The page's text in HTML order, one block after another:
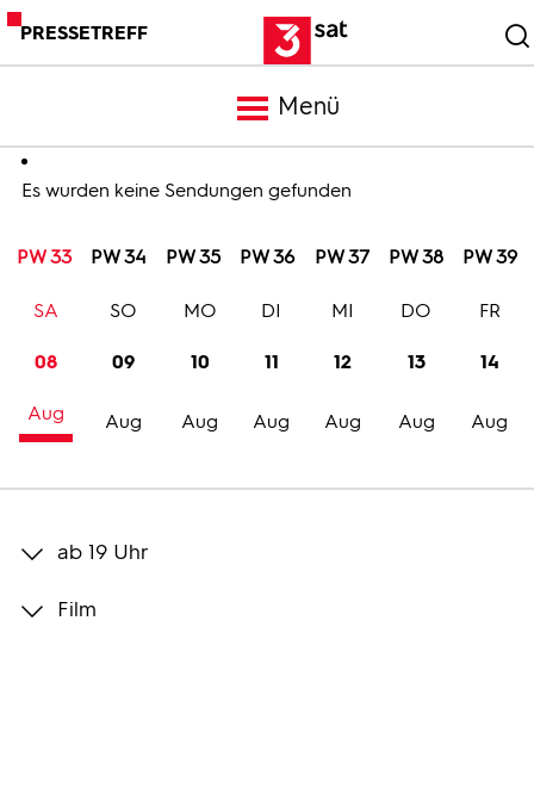
PRESSETREFF
Menü
Meldungen
Programm
Trailer
Bilder
Es wurden keine Sendungen gefunden
PW 33 PW 34 PW 35 PW 36 PW 37 PW 38 PW 39
08
Aug
SA
09
Aug
SO
10
Aug
MO
11
Aug
DI
12
Aug
MI
13
Aug
DO
14
Aug
FR
ab 19 Uhr
Film